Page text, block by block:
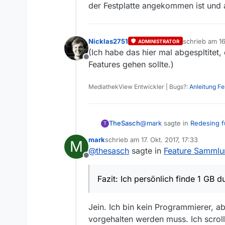
der Festplatte angekommen ist
Offline
Nicklas2751 ADMINISTRATOR schrieb am
zuletzt
(Ich habe das hier mal
Features gehen sollte.)
MediathekView Entwickler | Bugs?: Anleitung
T TheSasch@mark sagte in Redesing
@thesaschsagte in
@mark
Aber auf einem
schon etwas älter
könnte es jetzt so
würdest dich darüber
aber seinen Speicher.
Zum Vergleich wenn ich
Übersicht auch 500MB
M
Offline
markschrieb am 17. Okt. 2017, 17:33
zuletzt editiert von
@thesasch sagte in Feature
Fazit: Ich persönlich finde 1 GB
Jein. Ich bin kein Programmierer,
vorgehalten werden muss. Ich